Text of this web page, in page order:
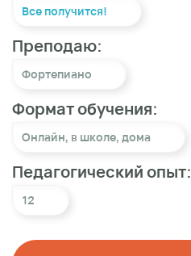
Все получится!
Преподаю:
Фортепиано
Формат обучения:
Онлайн, в школе, дома
Педагогический опыт:
12